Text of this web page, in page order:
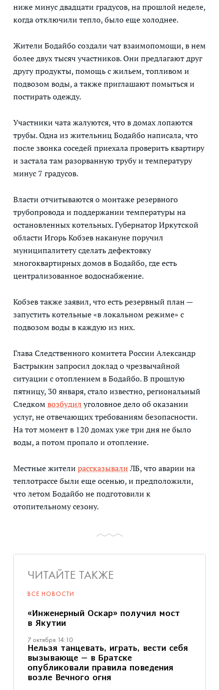
ниже минус двадцати градусов, на прошлой неделе,
когда отключили тепло, было еще холоднее.
Жители Бодайбо создали чат взаимопомощи, в нем
более двух тысяч участников. Они предлагают друг
другу продукты, помощь с жильем, топливом и
подвозом воды, а также приглашают помыться и
постирать одежду.
Участники чата жалуются, что в домах лопаются
трубы. Одна из жительниц Бодайбо написала, что
после звонка соседей приехала проверить квартиру
и застала там разорванную трубу и температуру
минус 7 градусов.
Власти отчитываются о монтаже резервного
трубопровода и поддержании температуры на
остановленных котельных. Губернатор Иркутской
области Игорь Кобзев накануне поручил
муниципалитету сделать дефектовку
многоквартирных домов в Бодайбо, где есть
централизованное водоснабжение.
Кобзев также заявил, что есть резервный план —
запустить котельные «в локальном режиме» с
подвозом воды в каждую из них.
Глава Следственного комитета России Александр
Бастрыкин запросил доклад о чрезвычайной
ситуации с отоплением в Бодайбо. В прошлую
пятницу, 30 января, стало известно, региональный
Следкомвозбудил уголовное дело об оказании
услуг, не отвечающих требованиям безопасности.
На тот момент в 120 домах уже три дня не было
воды, а потом пропало и отопление.
Местные жители рассказывали ЛБ, что аварии на
теплотрассе были еще осенью, и предположили,
что летом Бодайбо не подготовили к
отопительному сезону.
ЧИТАЙТЕ ТАКЖЕ
ВСЕ НОВОСТИ
«Инженерный Оскар» получил мост
в Якутии
7 октября 14:10
Нельзя танцевать, играть, вести себя
вызывающе — в Братске
опубликовали правила поведения
возле Вечного огня